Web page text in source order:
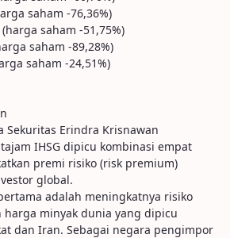
saham -76,36%)
saham -51,75%)
saham -89,28%)
saham -24,51%)
Sekuritas Erindra Krisnawan
IHSG dipicu kombinasi empat
premi risiko (risk premium)
global.
adalah meningkatnya risiko
harga minyak dunia yang dipicu
dan Iran. Sebagai negara pengimpor